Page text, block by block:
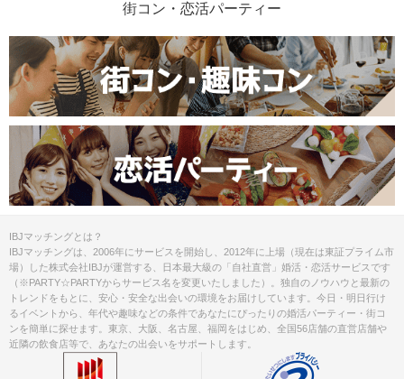
街コン・恋活パーティー
IBJマッチングとは？
IBJマッチングは、2006年にサービスを開始し、2012年に上場（現在は東証プライム市
場）した株式会社IBJが運営する、日本最大級の「自社直営」婚活・恋活サービスです
（※PARTY☆PARTYからサービス名を変更いたしました）。独自のノウハウと最新の
トレンドをもとに、安心・安全な出会いの環境をお届けしています。今日・明日行け
るイベントから、年代や趣味などの条件であなたにぴったりの婚活パーティー・街コ
ンを簡単に探せます。東京、大阪、名古屋、福岡をはじめ、全国56店舗の直営店舗や
近隣の飲食店等で、あなたの出会いをサポートします。